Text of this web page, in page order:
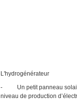
L'hydrogénérateur
- Un petit panneau solaire
niveau de production